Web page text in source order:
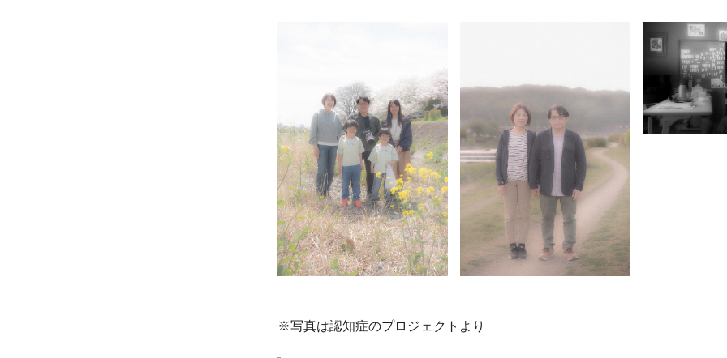
※写真は認知症のプロジェクトより